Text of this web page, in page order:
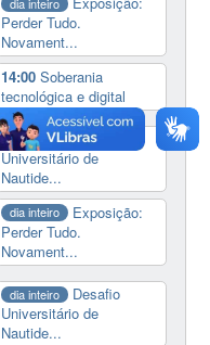
Perder Tudo.
Novament...
14:00Soberania
tecnológica e digital
dia inteiro
Desafio
Universitário de
Nautide...
dia inteiro
Exposição:
Perder Tudo.
Novament...
dia inteiro
Desafio
Universitário de
Nautide...